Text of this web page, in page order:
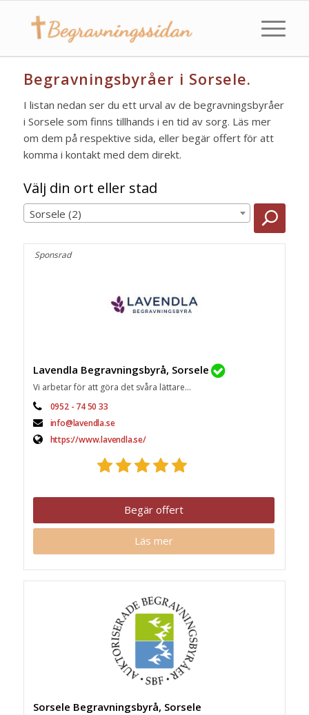
Begravningsbyråer i Sorsele.
I listan nedan ser du ett urval av de begravningsbyråer
i Sorsele som finns tillhands i en tid av sorg. Läs mer
om dem på respektive sida, eller begär offert för att
komma i kontakt med dem direkt.
Välj din ort eller stad
Sorsele (2)
Sponsrad
Lavendla Begravningsbyrå, Sorsele
Vi arbetar för att göra det svåra lättare...
0952 - 74 50 33
info@lavendla.se
https://www.lavendla.se/
Begär offert
Läs mer
Sorsele Begravningsbyrå, Sorsele